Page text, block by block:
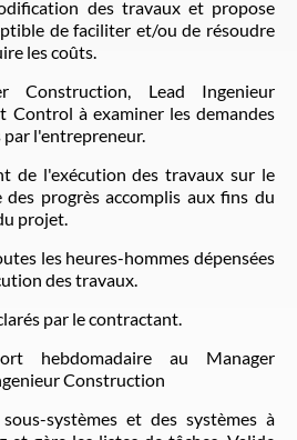
des travaux et propose
de faciliter et/ou de résoudre
les coûts.
Construction, Lead Ingenieur
Control à examiner les demandes
l'entrepreneur.
de l'exécution des travaux sur le
progrès accomplis aux fins du
projet.
les heures-hommes dépensées
des travaux.
par le contractant.
hebdomadaire au Manager
Construction
systèmes et des systèmes à